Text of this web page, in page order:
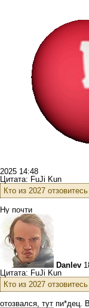
2025 14:48
Цитата: FuJi Kun
Кто из 2027 отзовитесь
Ну почти
Danlev
Цитата: FuJi Kun
Кто из 2027 отзовитесь
отозвался, тут пи*дец.